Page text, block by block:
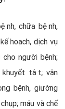
chữa bệnh,
hoạch, dịch vụ
người bệnh;
khuyết tật; vận
bệnh, giường
máu và chế